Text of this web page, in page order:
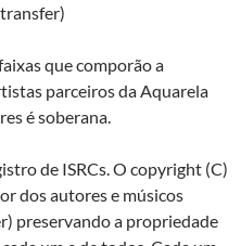
que comporão a
parceiros da Aquarela
é soberana.
de ISRCs. O copyright (C)
dos autores e músicos
preservando a propriedade